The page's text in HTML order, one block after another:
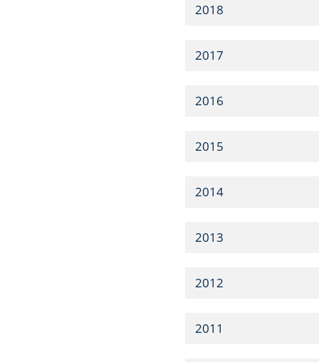
2018
2017
2016
2015
2014
2013
2012
2011